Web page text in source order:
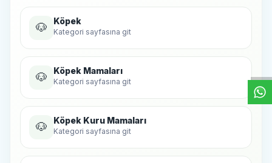
Ham Lif %3
Omega 3 %0,8
Omega 6 %3
🐶 Köpek
Kategori sayfasına git
🐶 Köpek Mamaları
Kategori sayfasına git
🐶 Köpek Kuru Mamaları
Kategori sayfasına git